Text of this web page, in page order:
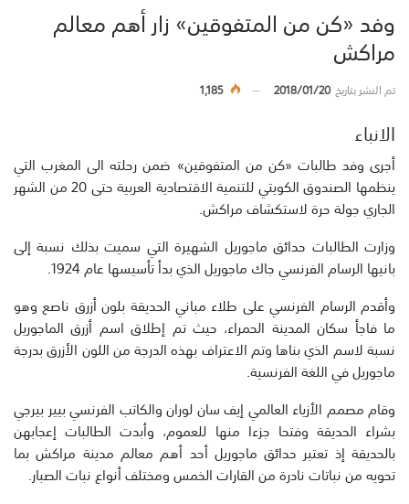
وفد «كن من المتفوقين» زار أهم معالم
مراكش
تم النشر بتاريخ2018/01/20
1,185
الانباء
أجرى وفد طالبات «كن من المتفوقين» ضمن رحلته الى المغرب التي
ينظمها الصندوق الكويتي للتنمية الاقتصادية العربية حتى 20 من الشهر
الجاري جولة حرة لاستكشاف مراكش.
وزارت الطالبات حدائق ماجوريل الشهيرة التي سميت بذلك نسبة إلى
بانيها الرسام الفرنسي جاك ماجوريل الذي بدأ تأسيسها عام 1924.
وأقدم الرسام الفرنسي على طلاء مباني الحديقة بلون أزرق ناصع وهو
ما فاجأ سكان المدينة الحمراء، حيث تم إطلاق اسم أزرق الماجوريل
نسبة لاسم الذي بناها وتم الاعتراف بهذه الدرجة من اللون الأزرق بدرجة
ماجوريل في اللغة الفرنسية.
وقام مصمم الأزياء العالمي إيف سان لوران والكاتب الفرنسي بيير بيرجي
بشراء الحديقة وفتحا جزءا منها للعموم، وأبدت الطالبات إعجابهن
بالحديقة إذ تعتبر حدائق ماجوريل أحد أهم معالم مدينة مراكش بما
تحويه من نباتات نادرة من القارات الخمس ومختلف أنواع نبات الصبار.